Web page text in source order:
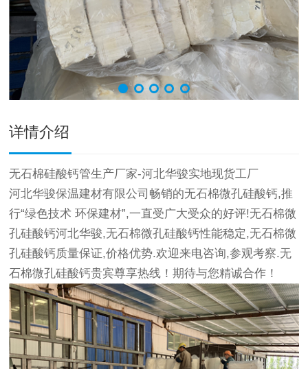
详情介绍
无石棉硅酸钙管生产厂家-河北华骏实地现货工厂
河北华骏保温建材有限公司畅销的无石棉微孔硅酸钙,推
行“绿色技术 环保建材”,一直受广大受众的好评!无石棉微
孔硅酸钙河北华骏,无石棉微孔硅酸钙性能稳定,无石棉微
孔硅酸钙质量保证,价格优势.欢迎来电咨询,参观考察.无
石棉微孔硅酸钙贵宾尊享热线！期待与您精诚合作！